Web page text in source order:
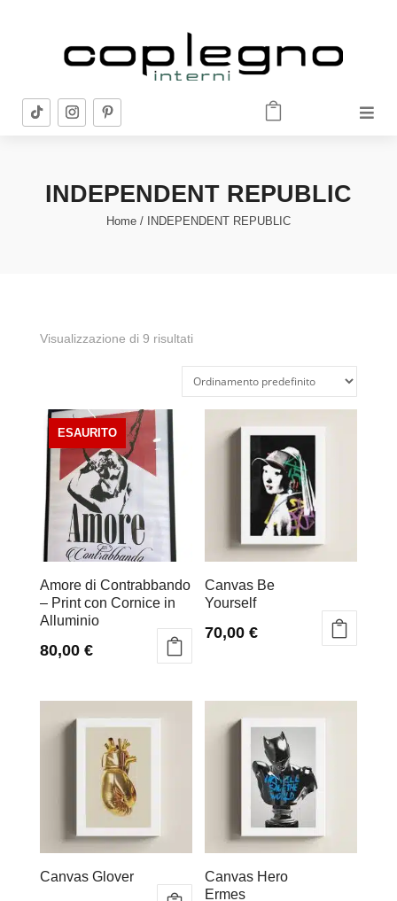
 
INDEPENDENT REPUBLIC
Home / INDEPENDENT REPUBLIC
Visualizzazione di 9 risultati
Amore di Contrabbando
– Print con Cornice in
Alluminio
80,00 €
Canvas Be
Yourself
70,00€
Canvas Glover
Canvas Hero
Ermes